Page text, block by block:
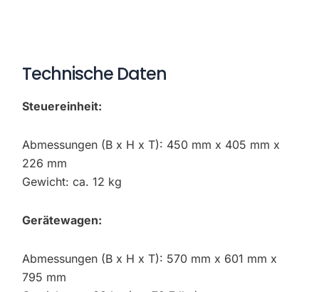
Technische Daten
Steuereinheit:
Abmessungen (B x H x T): 450 mm x 405 mm x
226 mm
Gewicht: ca. 12 kg
Gerätewagen:
Abmessungen (B x H x T): 570 mm x 601 mm x
795 mm